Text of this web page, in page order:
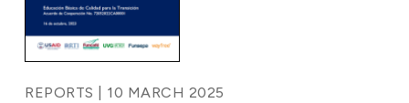
REPORTS | 10 MARCH 2025